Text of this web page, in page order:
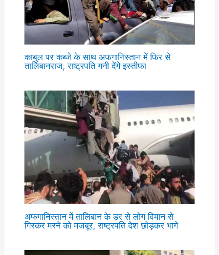
काबुल पर कब्जे के साथ अफगानिस्तान में फिर से
तालिबानराज, राष्ट्रपति गनी देंगे इस्तीफा
अफगानिस्तान में तालिबान के डर से लोग विमान से
गिरकर मरने को मजबूर, राष्ट्रपति देश छोड़कर भागे